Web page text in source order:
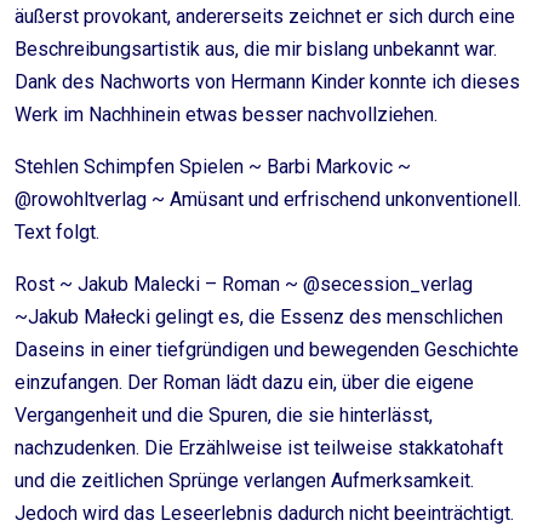
äußerst provokant, andererseits zeichnet er sich durch eine
Beschreibungsartistik aus, die mir bislang unbekannt war.
Dank des Nachworts von Hermann Kinder konnte ich dieses
Werk im Nachhinein etwas besser nachvollziehen.
Stehlen Schimpfen Spielen ~ Barbi Markovic ~
@rowohltverlag ~ Amüsant und erfrischend unkonventionell.
Text folgt.
Rost ~ Jakub Malecki – Roman ~ @secession_verlag
~Jakub Małecki gelingt es, die Essenz des menschlichen
Daseins in einer tiefgründigen und bewegenden Geschichte
einzufangen. Der Roman lädt dazu ein, über die eigene
Vergangenheit und die Spuren, die sie hinterlässt,
nachzudenken. Die Erzählweise ist teilweise stakkatohaft
und die zeitlichen Sprünge verlangen Aufmerksamkeit.
Jedoch wird das Leseerlebnis dadurch nicht beeinträchtigt.